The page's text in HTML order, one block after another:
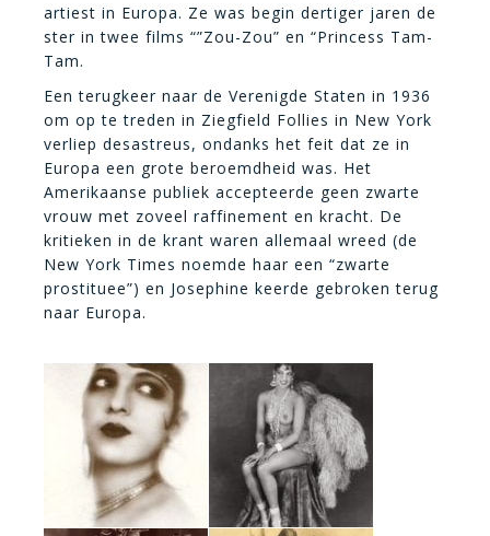
artiest in Europa. Ze was begin dertiger jaren de
ster in twee films “”Zou-Zou” en “Princess Tam-
Tam.
Een terugkeer naar de Verenigde Staten in 1936
om op te treden in Ziegfield Follies in New York
verliep desastreus, ondanks het feit dat ze in
Europa een grote beroemdheid was. Het
Amerikaanse publiek accepteerde geen zwarte
vrouw met zoveel raffinement en kracht. De
kritieken in de krant waren allemaal wreed (de
New York Times noemde haar een “zwarte
prostituee”) en Josephine keerde gebroken terug
naar Europa.